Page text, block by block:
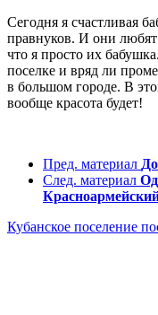
Сегодня я счастливая
правнуков. И они любят
что я просто их
поселке и вряд ли
в большом городе. В
вообще красота будет!
Пред. материал
След. материал
Кубанское поселение